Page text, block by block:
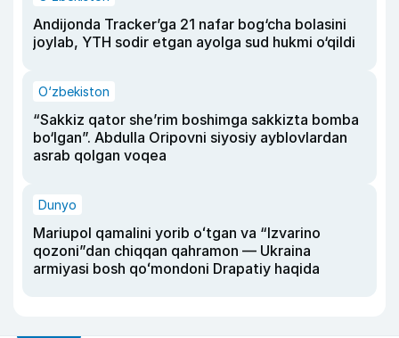
Andijonda Tracker’ga 21 nafar bog‘cha bolasini
joylab, YTH sodir etgan ayolga sud hukmi o‘qildi
O‘zbekiston
“Sakkiz qator she’rim boshimga sakkizta bomba
bo‘lgan”. Abdulla Oripovni siyosiy ayblovlardan
asrab qolgan voqea
Dunyo
Mariupol qamalini yorib oʻtgan va “Izvarino
qozoni”dan chiqqan qahramon — Ukraina
armiyasi bosh qoʻmondoni Drapatiy haqida